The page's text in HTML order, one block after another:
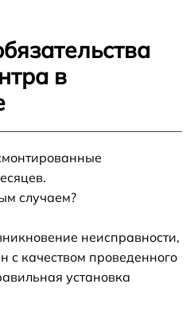
в
случаем?
неисправности,
с качеством проведенного
установка